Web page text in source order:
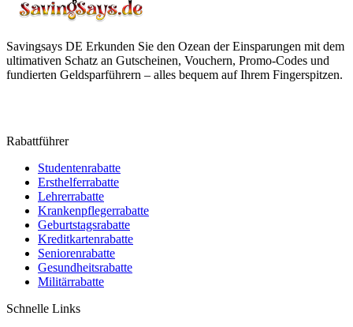
Savingsays DE Erkunden Sie den Ozean der Einsparungen mit dem
ultimativen Schatz an Gutscheinen, Vouchern, Promo-Codes und
fundierten Geldsparführern – alles bequem auf Ihrem Fingerspitzen.
Rabattführer
Studentenrabatte
Ersthelferrabatte
Lehrerrabatte
Krankenpflegerrabatte
Geburtstagsrabatte
Kreditkartenrabatte
Seniorenrabatte
Gesundheitsrabatte
Militärrabatte
Schnelle Links